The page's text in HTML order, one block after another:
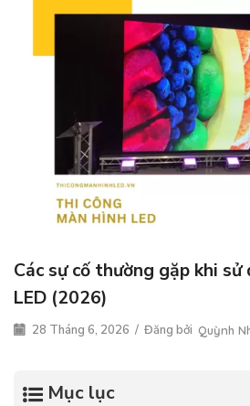
Các sự cố thường gặp khi sử
LED (2026)
28 Tháng 6, 2026 / Đăng bởi Quỳnh
Mục lục